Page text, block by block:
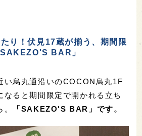
り！伏見17蔵が揃う、期間限
BAR」
い烏丸通沿いのCOCON烏丸1F
なると期間限定で開かれる立ち
「SAKEZO'S BAR」です。